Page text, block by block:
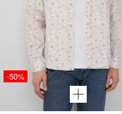
-50%